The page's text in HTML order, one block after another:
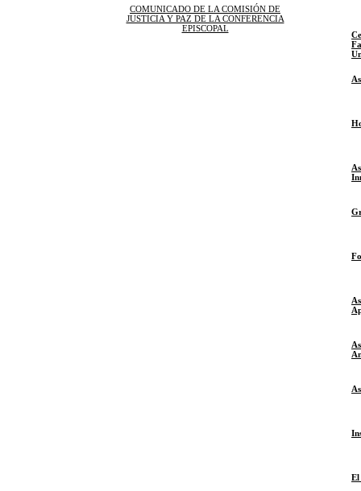
COMUNICADO DE LA COMISIÓN DE
JUSTICIA Y PAZ DE LA CONFERENCIA
EPISCOPAL
El